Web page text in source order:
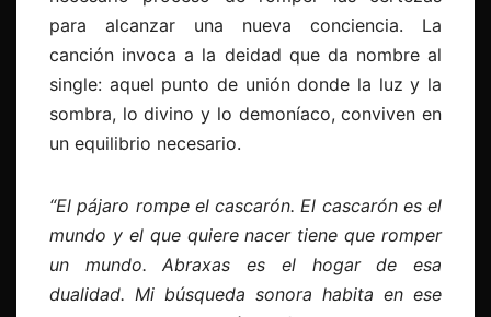
para alcanzar una nueva conciencia. La
canción invoca a la deidad que da nombre al
single: aquel punto de unión donde la luz y la
sombra, lo divino y lo demoníaco, conviven en
un equilibrio necesario.
“El pájaro rompe el cascarón. El cascarón es el
mundo y el que quiere nacer tiene que romper
un mundo. Abraxas es el hogar de esa
dualidad. Mi búsqueda sonora habita en ese